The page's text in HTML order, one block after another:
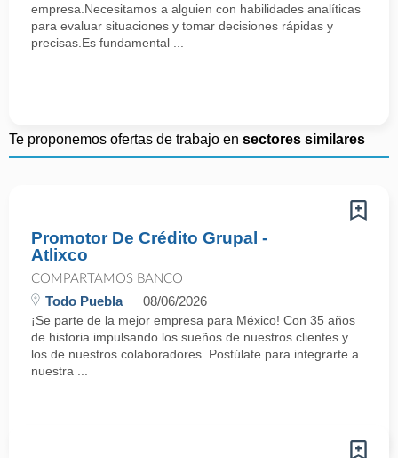
empresa.Necesitamos a alguien con habilidades analíticas
para evaluar situaciones y tomar decisiones rápidas y
precisas.Es fundamental ...
Te proponemos ofertas de trabajo en sectores similares
Promotor De Crédito Grupal -
Atlixco
COMPARTAMOS BANCO
Todo Puebla 08/06/2026
¡Se parte de la mejor empresa para México! Con 35 años
de historia impulsando los sueños de nuestros clientes y
los de nuestros colaboradores. Postúlate para integrarte a
nuestra ...